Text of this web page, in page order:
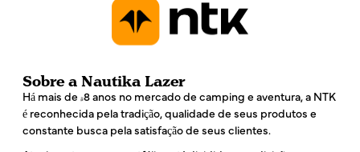
Sobre a Nautika Lazer
Há mais de 48 anos no mercado de camping e aventura, a NTK
é reconhecida pela tradição, qualidade de seus produtos e
constante busca pela satisfação de seus clientes.